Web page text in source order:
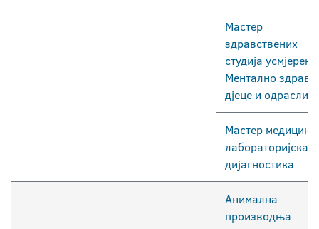
Мастер
здравствених
студија усмјерење
Ментално
дјеце и одраслих
Мастер
лабораторијска
дијагностика
Анимална
производња